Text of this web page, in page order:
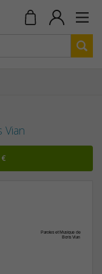
Vian
Paroles et Musique de
Boris Vian